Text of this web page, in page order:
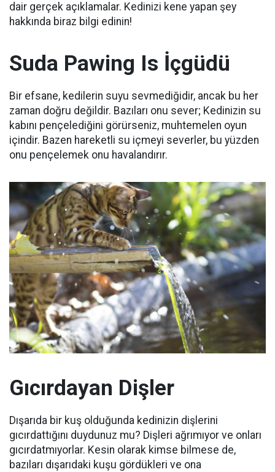
dair gerçek açıklamalar. Kedinizi kene yapan şey
hakkında biraz bilgi edinin!
Suda Pawing Is İçgüdü
Bir efsane, kedilerin suyu sevmediğidir, ancak bu her
zaman doğru değildir. Bazıları onu sever; Kedinizin su
kabını pençelediğini görürseniz, muhtemelen oyun
içindir. Bazen hareketli su içmeyi severler, bu yüzden
onu pençelemek onu havalandırır.
Gıcırdayan Dişler
Dışarıda bir kuş olduğunda kedinizin dişlerini
gıcırdattığını duydunuz mu? Dişleri ağrımıyor ve onları
gıcırdatmıyorlar. Kesin olarak kimse bilmese de,
bazıları dışarıdaki kuşu gördükleri ve ona